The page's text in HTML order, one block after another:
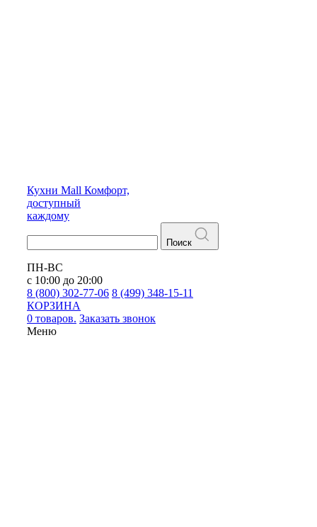
Кухни Mall Комфорт,
доступный
каждому
Поиск
ПН-ВС
с 10:00 до 20:00
8 (800) 302-77-06 8 (499) 348-15-11
КОРЗИНА
0 товаров. Заказать звонок
Меню